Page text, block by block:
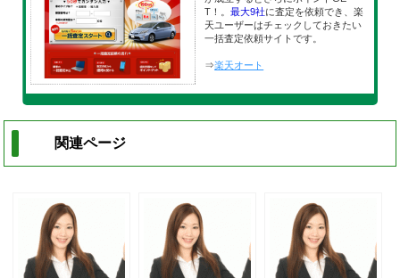
T！。最大9社に査定を依頼でき、楽
天ユーザーはチェックしておきたい
一括査定依頼サイトです。
⇒楽天オート
関連ページ